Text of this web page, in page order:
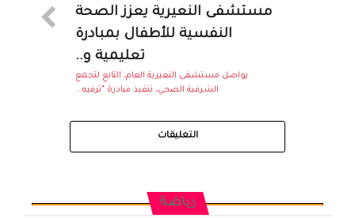
مستشفى النعيرية يعزز الصحة
النفسية للأطفال بمبادرة
تعليمية و..
يواصل مستشفى النعيرية العام، التابع لتجمع
الشرقية الصحي، تنفيذ مبادرة “ترفيه...
التعليقات
رياضة